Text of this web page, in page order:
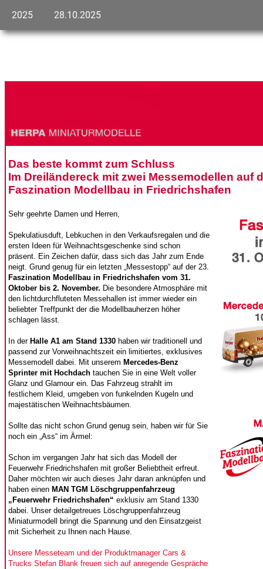
2025 28.10.2025
Das beste kommt zum Schluss
Im Dreiländereck mit zwei Messemodellen auf
Faszination Modellbau in Friedrichshafen
Sehr geehrte Damen und Herren,
Spekulatiusduft, Lebkuchen in den Verkaufsregalen und die
ersten Ideen für Weihnachtsgeschenke sind schon
präsent. Ein Zeichen dafür, dass sich das Jahr zum Ende
neigt. Grund genug für ein letzten „Messestopp“ auf der 23.
Faszination Modellbau in Friedrichshafen vom 31.
Oktober bis 2. November. Die besondere Atmosphäre mit
den lichtdurchfluteten Messehallen ist immer wieder ein
beliebter Treffpunkt der die Modellbauherzen höher
schlagen lässt.
In derHalle A1 am Stand 1330 haben wir traditionell und
passend zur Vorweihnachtszeit ein limitiertes, exklusives
Messemodell dabei. Mit unserem Mercedes-Benz
Sprinter mit Hochdach tauchen Sie in eine Welt voller
Glanz und Glamour ein. Das Fahrzeug strahlt im
festlichem Kleid, umgeben von funkelnden Kugeln und
majestätischen Weihnachtsbäumen.
Sollte das nicht schon Grund genug sein, haben wir für Sie
noch ein „Ass“ im Ärmel:
Schon im vergangen Jahr hat sich das Modell der
Feuerwehr Friedrichshafen mit großer Beliebtheit erfreut.
Daher möchten wir auch dieses Jahr daran anknüpfen und
haben einen MAN TGM Löschgruppenfahrzeug
„Feuerwehr Friedrichshafen“ exklusiv am Stand 1330
dabei. Unser detailgetreues Löschgruppenfahrzeug
Miniaturmodell bringt die Spannung und den Einsatzgeist
mit Sicherheit zu Ihnen nach Hause.
Unsere Messeteam und der Produktmanager Cars &
Trucks Stefan Blank freuen sich auf anregende Gespräche